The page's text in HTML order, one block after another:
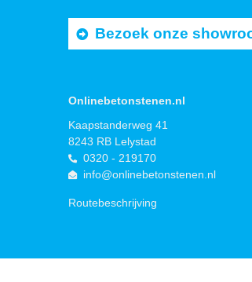
Bezoek onze
Onlinebetonstenen.nl
Kaapstanderweg 41
8243 RB Lelystad
0320 - 219170
info@onlinebetonstenen.nl
Routebeschrijving